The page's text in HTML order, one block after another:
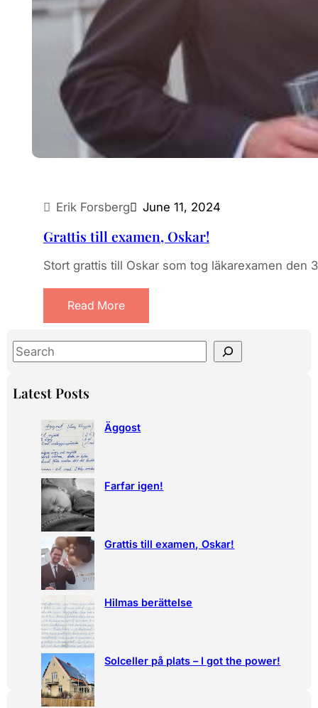
Erik Forsberg June 11, 2024
Grattis till examen, Oskar!
Stort grattis till Oskar som tog läkarexamen den
Read More
S
a
Latest Posts
Äggost
Farfar igen!
Grattis till examen, Oskar!
Hilmas berättelse
Solceller på plats – I got the power!